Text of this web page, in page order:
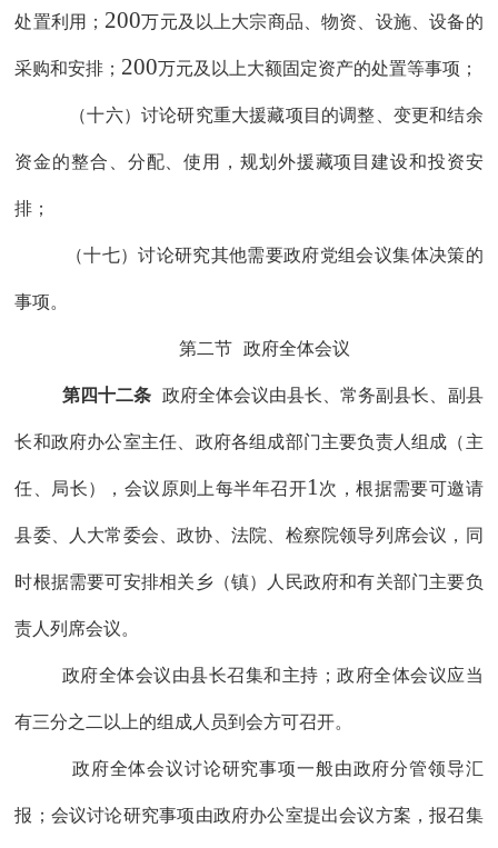
处置利用 ； 200万元及以上大宗商品、物资、设施、设备的
采购和安排； 200万元及以上大额固定资产的处置等事项；
（十六）讨论研究重大援藏项目的调整、变更和结余
资金的整合、分配、使用，规划外援藏项目建设和投资安
排；
（十七）讨论研究其他需要政府党组会议集体决策的
事项。
第二节 政府全体会议
第四十二条 政府全体会议由县长 、常务副县长、副县
长和政府办公室主任 政府各组成部门主要负责人 组成（主
任、局长）， 会议原则上每半年召开1次 ，根据需要可邀请
县委、人大常委会、政协、法院、检察院领导列席会议，同
时根据需要可安排相关 乡（镇）人民政府和有关部门主要负
责人列席会议。
政府全体会议由县长召集和主持 ；政府全体会议应当
有三分之二 以上的组成人员到会方可召开。
政府全体会议讨论研究事项一般由政府分管领导汇
报 ； 会议讨论研究事项由政府办公室提出会议方案，报召集